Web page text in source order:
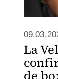
La